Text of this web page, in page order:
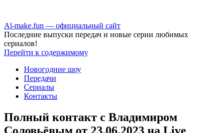
Аl-make.fun — официальный сайт
Последние выпуски передач и новые серии любимых
сериалов!
Перейти к содержимому
Новогодние шоу
Передачи
Сериалы
Контакты
Полный контакт с Владимиром